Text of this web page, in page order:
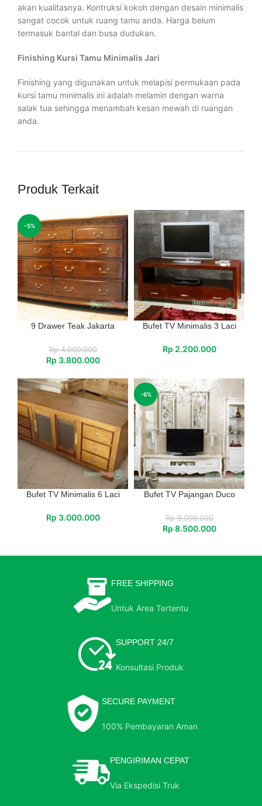
akan kualitasnya. Kontruksi kokoh dengan desain minimalis
sangat cocok untuk ruang tamu anda. Harga belum
termasuk bantal dan busa dudukan.
Finishing Kursi Tamu Minimalis Jari
Finishing yang digunakan untuk melapisi permukaan pada
kursi tamu minimalis ini adalah melamin dengan warna
salak tua sehingga menambah kesan mewah di ruangan
anda.
Produk Terkait
-5%
9 Drawer Teak Jakarta
Rp4.000.000
Rp 3.800.000
Bufet TV Minimalis 3 Laci
Rp 2.200.000
Bufet TV Minimalis 6 Laci
Rp 3.000.000
-6%
Bufet TV Pajangan Duco
Rp9.000.000
Rp 8.500.000
FREE SHIPPING
Untuk Area Tertentu
SUPPORT 24/7
Konsultasi Produk
SECURE PAYMENT
100% Pembayaran Aman
PENGIRIMAN CEPAT
Via Ekspedisi Truk